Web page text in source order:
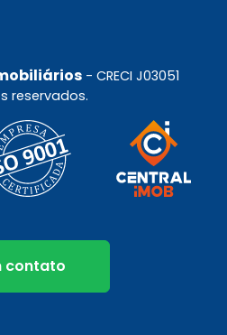
- CRECI J03051
reservados.
contato